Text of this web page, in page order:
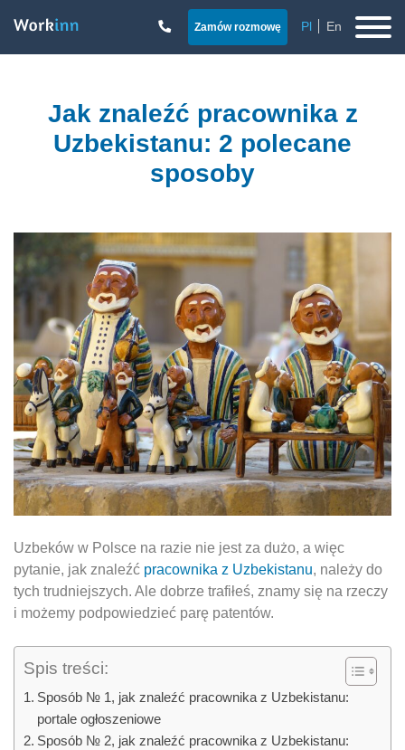
Zamów rozmowę Pl En
Jak znaleźć pracownika z
Uzbekistanu: 2 polecane
sposoby
Uzbeków w Polsce na razie nie jest za dużo, a więc
pytanie, jak znaleźć pracownika z Uzbekistanu, należy do
tych trudniejszych. Ale dobrze trafiłeś, znamy się na rzeczy
i możemy podpowiedzieć parę patentów.
Spis treści:
Sposób № 1, jak znaleźć pracownika z Uzbekistanu:
portale ogłoszeniowe
Sposób № 2, jak znaleźć pracownika z Uzbekistanu: